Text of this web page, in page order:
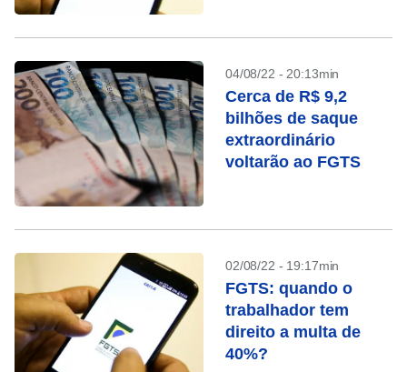
04/08/22 - 20:13min
Cerca de R$ 9,2
bilhões de saque
extraordinário
voltarão ao FGTS
02/08/22 - 19:17min
FGTS: quando o
trabalhador tem
direito a multa de
40%?